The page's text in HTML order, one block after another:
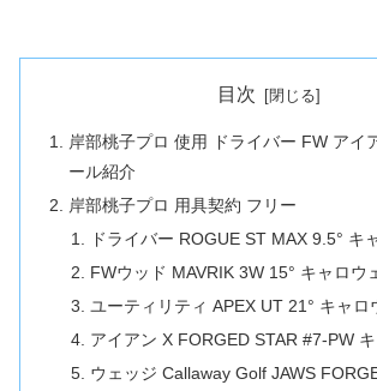
目次
岸部桃子プロ 使用 ドライバー FW アイ
ール紹介
岸部桃子プロ 用具契約 フリー
ドライバー ROGUE ST MAX 9.5° キ
FWウッド MAVRIK 3W 15° キャロウ
ユーティリティ APEX UT 21° キャロ
アイアン X FORGED STAR #7-PW
ウェッジ Callaway Golf JAWS